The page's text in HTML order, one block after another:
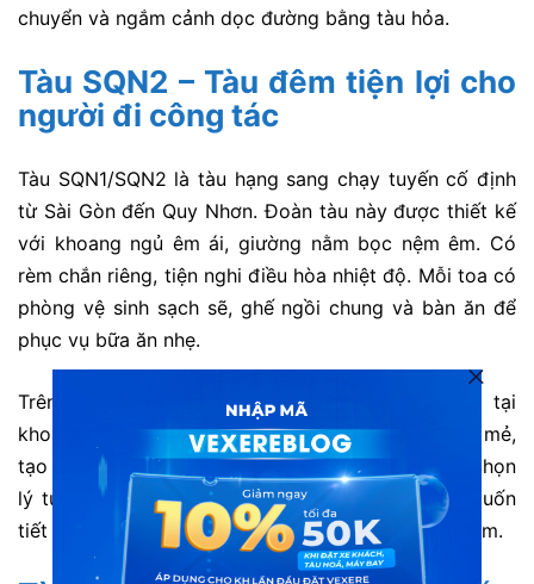
chuyển và ngắm cảnh dọc đường bằng tàu hỏa.
Tàu SQN2 – Tàu đêm tiện lợi cho
người đi công tác
Tàu SQN1/SQN2 là tàu hạng sang chạy tuyến cố định
từ Sài Gòn đến Quy Nhơn. Đoàn tàu này được thiết kế
với khoang ngủ êm ái, giường nằm bọc nệm êm. Có
rèm chắn riêng, tiện nghi điều hòa nhiệt độ. Mỗi toa có
phòng vệ sinh sạch sẽ, ghế ngồi chung và bàn ăn để
phục vụ bữa ăn nhẹ.
Trên tàu có phục vụ nước uống, ổ cắm điện tại
khoang.
Không gian khoang êm ái, nội thất mới mẻ,
tạo cảm giác thư giãn suốt hành trình. Đây là lựa chọn
lý tưởng cho người đi công tác hoặc du khách muốn
tiết kiệm thời gian bằng cách di chuyển vào ban đêm.